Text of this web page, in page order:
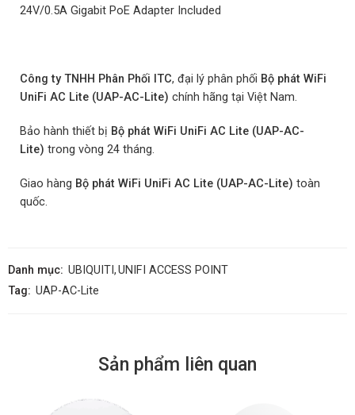
24V/0.5A Gigabit PoE Adapter Included
Công ty TNHH Phân Phối ITC, đại lý phân phối Bộ phát WiFi
UniFi AC Lite (UAP-AC-Lite) chính hãng tại Việt Nam.
Bảo hành thiết bị Bộ phát WiFi UniFi AC Lite (UAP-AC-
Lite) trong vòng 24 tháng.
Giao hàng Bộ phát WiFi UniFi AC Lite (UAP-AC-Lite) toàn
quốc.
Danh mục: UBIQUITI ,UNIFI ACCESS POINT
Tag: UAP-AC-Lite
Sản phẩm liên quan